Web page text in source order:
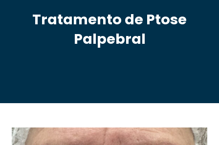
Tratamento de Ptose
Palpebral